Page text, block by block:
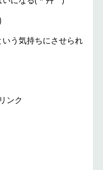
う気持ちにさせられ
ンク